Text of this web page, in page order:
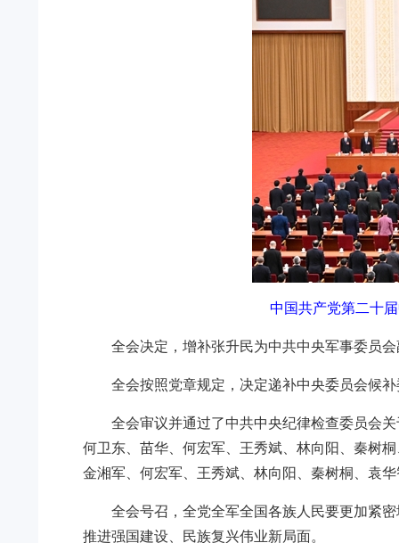
中国共产党第二十
全会决定，增补张升民为中共中央军事委员
全会按照党章规定，决定递补中央委员会候
全会审议并通过了中共中央纪律检查委员会
何卫东、苗华、何宏军、王秀斌、林向阳、秦树
金湘军、何宏军、王秀斌、林向阳、秦树桐、袁
全会号召，全党全军全国各族人民要更加紧
推进强国建设、民族复兴伟业新局面。